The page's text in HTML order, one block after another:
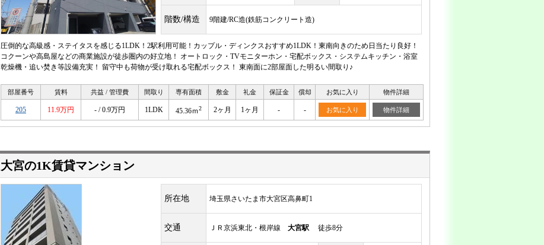
階数/構造 9階建/RC造(鉄筋コンクリート造)
圧倒的な高級感・ステイタスを感じる1LDK！2駅利用可能！カップル・ディンクスおすすめ1LDK！東南向きのため日当たり良好！
コクーンや高島屋などの商業施設が徒歩圏内の好立地！ オートロック・TVモニターホン・宅配ボックス・システムキッチン・浴室
乾燥機・追い焚き等設備充実！ 留守中も荷物が受け取れる宅配ボックス！ 東南面に2部屋面した明るい間取り♪
部屋番号 賃料 共益 / 管理費 間取り 専有面積 敷金 礼金 保証金 償却 お気に入り 物件詳細
205 11.9万円 - / 0.9万円 1LDK 45.36ｍ2 2ヶ月 1ヶ月 - - お気に入り 物件詳細
大宮の1K賃貸マンション
所在地 埼玉県さいたま市大宮区高鼻町1
交通 ＪＲ京浜東北・根岸線 大宮駅 徒歩8分